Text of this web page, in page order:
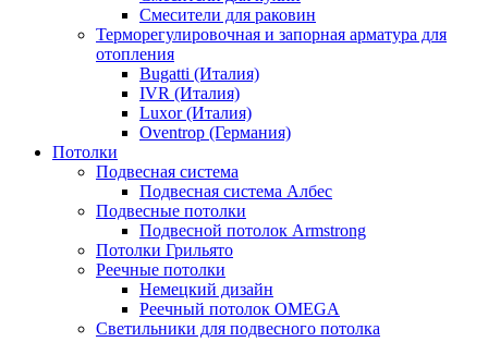
Смесители для раковин
Терморегулировочная и запорная арматура для
отопления
Bugatti (Италия)
IVR (Италия)
Luxor (Италия)
Oventrop (Германия)
Потолки
Подвесная система
Подвесная система Албес
Подвесные потолки
Подвесной потолок Armstrong
Потолки Грильято
Реечные потолки
Немецкий дизайн
Реечный потолок OMEGA
Светильники для подвесного потолка